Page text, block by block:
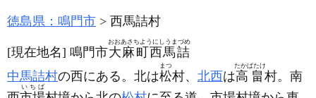
徳島県：鳴門市 西馬詰村
[現在地名] 鳴門市大麻町西馬詰
おおあさちようにしうまづめ
中馬詰村の西にある。北は松
まつ
村、 北西は高畠
たかばたけ
村。南
いちば